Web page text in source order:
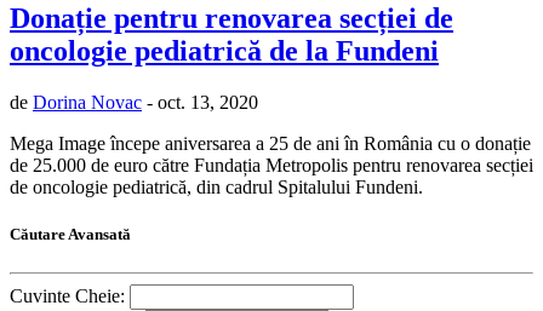
Donație pentru renovarea secției de
oncologie pediatrică de la Fundeni
de Dorina Novac - oct. 13, 2020
Mega Image începe aniversarea a 25 de ani în România cu o donație
de 25.000 de euro către Fundația Metropolis pentru renovarea secției
de oncologie pediatrică, din cadrul Spitalului Fundeni.
Căutare Avansată
Cuvinte Cheie: